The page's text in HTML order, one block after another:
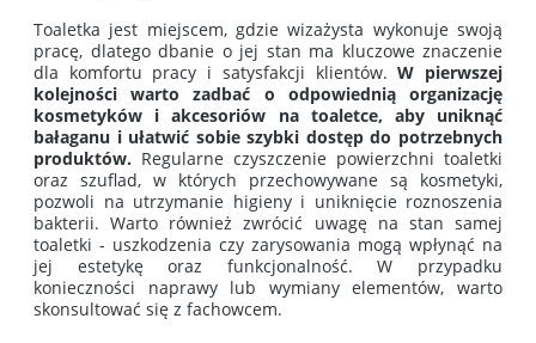
Toaletka jest miejscem, gdzie wizażysta wykonuje swoją
pracę, dlatego dbanie o jej stan ma kluczowe znaczenie
dla komfortu pracy i satysfakcji klientów.W pierwszej
kolejności warto zadbać o odpowiednią organizację
kosmetyków i akcesoriów na toaletce, aby uniknąć
bałaganu i ułatwić sobie szybki dostęp do potrzebnych
produktów. Regularne czyszczenie powierzchni toaletki
oraz szuflad, w których przechowywane są kosmetyki,
pozwoli na utrzymanie higieny i uniknięcie roznoszenia
bakterii. Warto również zwrócić uwagę na stan samej
toaletki - uszkodzenia czy zarysowania mogą wpłynąć na
jej estetykę oraz funkcjonalność. W przypadku
konieczności naprawy lub wymiany elementów, warto
skonsultować się z fachowcem.